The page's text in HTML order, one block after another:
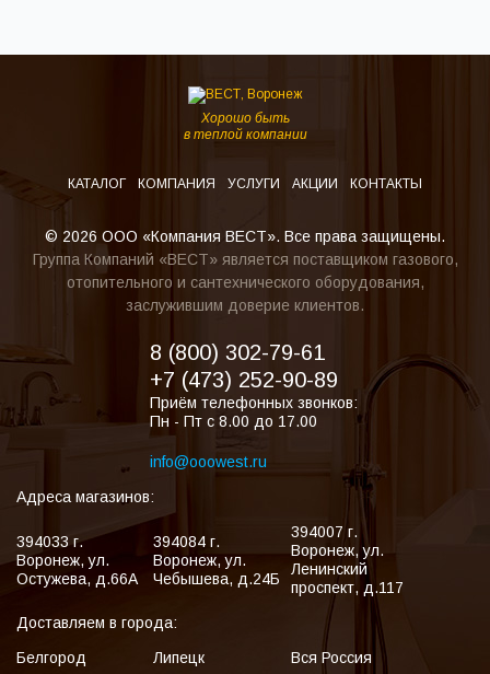
Хорошо быть
в теплой компании
КАТАЛОГ КОМПАНИЯ УСЛУГИ АКЦИИ КОНТАКТЫ
© 2026 ООО «Компания ВЕСТ». Все права защищены.
Группа Компаний «ВЕСТ» является поставщиком газового,
отопительного и сантехнического оборудования,
заслужившим доверие клиентов.
8 (800) 302-79-61
+7 (473) 252-90-89
Приём телефонных звонков:
Пн - Пт с 8.00 до 17.00
info@ooowest.ru
Адреса магазинов:
394033 г.
Воронеж,ул.
Остужева, д.66А
394084 г.
Воронеж,ул.
Чебышева, д.24Б
394007 г.
Воронеж,ул.
Ленинский
проспект, д.117
Доставляем в города:
Белгород
Липецк Вся Россия